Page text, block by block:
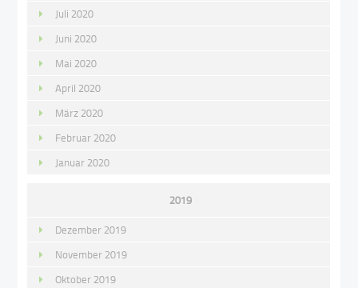
Juli 2020
Juni 2020
Mai 2020
April 2020
März 2020
Februar 2020
Januar 2020
2019
Dezember 2019
November 2019
Oktober 2019